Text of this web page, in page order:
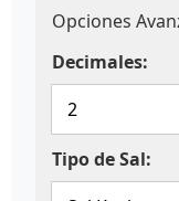
Opciones
Decimales:
Tipo de Sal: